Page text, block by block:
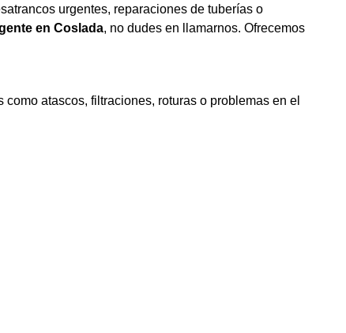
urgentes, reparaciones de tuberías o
en Coslada, no dudes en llamarnos. Ofrecemos
como atascos, filtraciones, roturas o problemas en el